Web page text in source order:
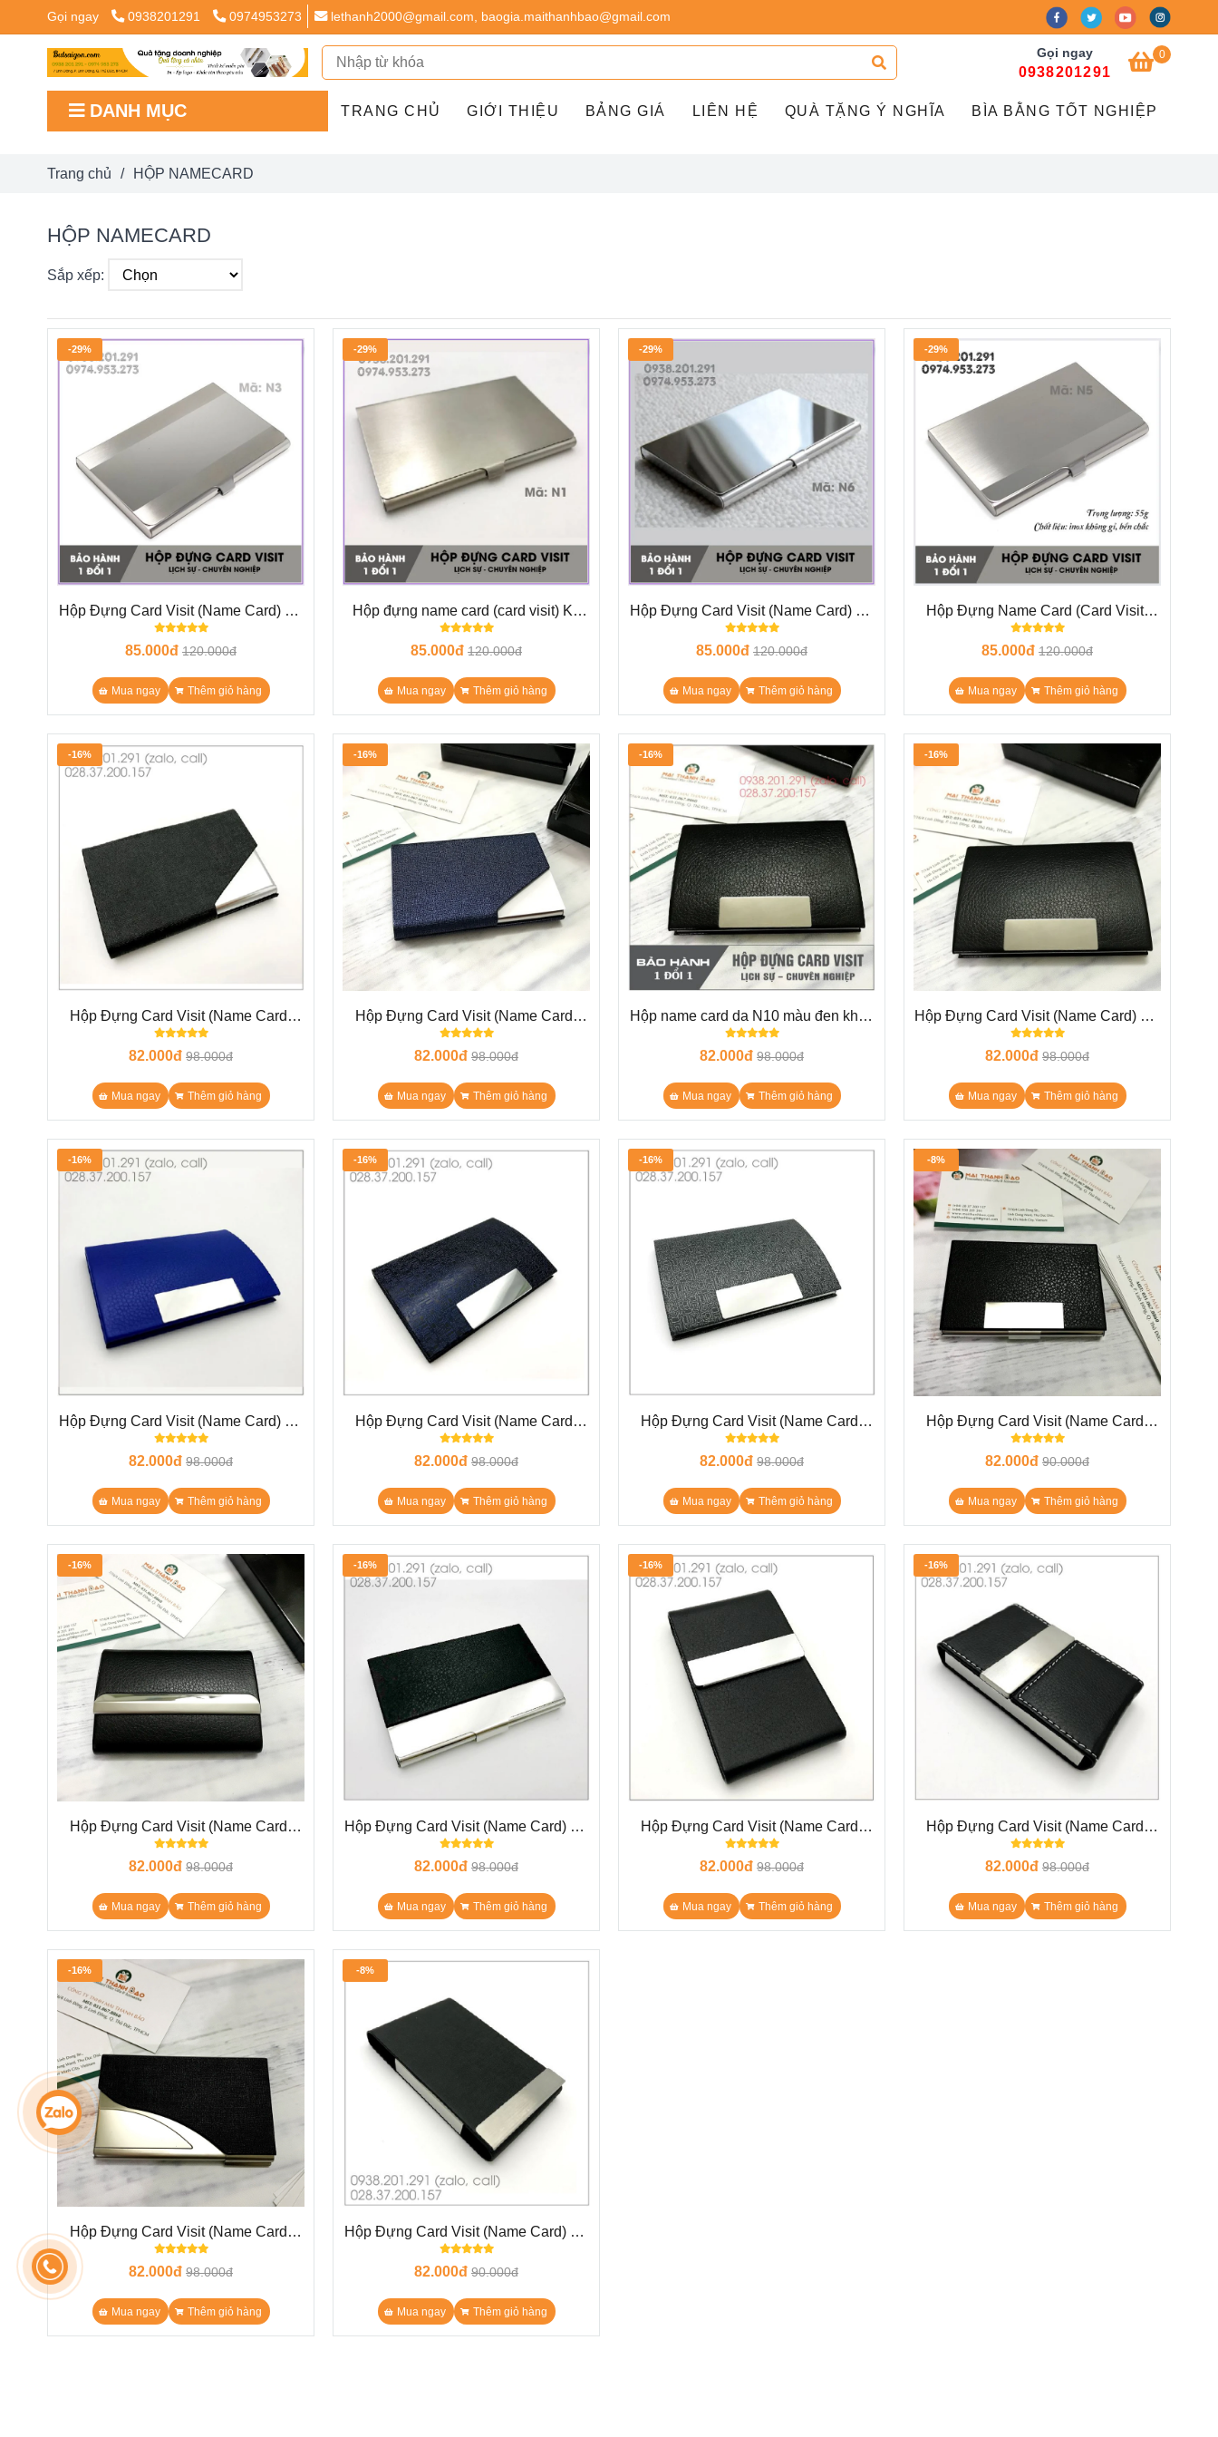
Gọi ngay 0938201291 0974953273 lethanh2000@gmail.com, baogia.maithanhbao@gmail.com
Gọi ngay
0938201291
0
DANH MỤC TRANG CHỦ GIỚI THIỆU BẢNG GIÁ LIÊN HỆ QUÀ TẶNG Ý NGHĨA BÌA BẰNG TỐT NGHIỆP
Trang chủ / HỘP NAMECARD
HỘP NAMECARD
Sắp xếp:
Hộp Đựng Card Visit (Name Card) KL
N3 - gân xước mờ phối kiểu 2 viền
85.000đ 120.000đ
-29%
Mua ngay Thêm giỏ hàng
Hộp đựng name card (card visit) KL
N1 - gân xước mờ
85.000đ 120.000đ
-29%
Mua ngay Thêm giỏ hàng
Hộp Đựng Card Visit (Name Card) KL
N6 - bóng soi gương
85.000đ 120.000đ
-29%
Mua ngay Thêm giỏ hàng
Hộp Đựng Name Card (Card Visit)
Kim loại N5
85.000đ 120.000đ
-29%
Mua ngay Thêm giỏ hàng
Hộp Đựng Card Visit (Name Card)
đen N25
82.000đ 98.000đ
-16%
Mua ngay Thêm giỏ hàng
Hộp Đựng Card Visit (Name Card)
N24
82.000đ 98.000đ
-16%
Mua ngay Thêm giỏ hàng
Hộp name card da N10 màu đen khắc
tên logo làm quà tặng sang trọng và ý
nghĩa
82.000đ 98.000đ
-16%
Mua ngay Thêm giỏ hàng
Hộp Đựng Card Visit (Name Card) giả
da N10
82.000đ 98.000đ
-16%
Mua ngay Thêm giỏ hàng
Hộp Đựng Card Visit (Name Card) Da
Xanh Dương N10X
82.000đ 98.000đ
-16%
Mua ngay Thêm giỏ hàng
Hộp Đựng Card Visit (Name Card)
Gân Xanh Dương N8
82.000đ 98.000đ
-16%
Mua ngay Thêm giỏ hàng
Hộp Đựng Card Visit (Name Card)
gân xám N7
82.000đ 98.000đ
-16%
Mua ngay Thêm giỏ hàng
Hộp Đựng Card Visit (Name Card)
N13
82.000đ 90.000đ
-8%
Mua ngay Thêm giỏ hàng
Hộp Đựng Card Visit (Name Card)
N12 màu đen
82.000đ 98.000đ
-16%
Mua ngay Thêm giỏ hàng
Hộp Đựng Card Visit (Name Card) Da
Inox N9
82.000đ 98.000đ
-16%
Mua ngay Thêm giỏ hàng
Hộp Đựng Card Visit (Name Card)
simili giả da N19
82.000đ 98.000đ
-16%
Mua ngay Thêm giỏ hàng
Hộp Đựng Card Visit (Name Card)
N26
82.000đ 98.000đ
-16%
Mua ngay Thêm giỏ hàng
Hộp Đựng Card Visit (Name Card)
N21
82.000đ 98.000đ
-16%
Mua ngay Thêm giỏ hàng
Hộp Đựng Card Visit (Name Card) KL
N14
82.000đ 90.000đ
-8%
Mua ngay Thêm giỏ hàng